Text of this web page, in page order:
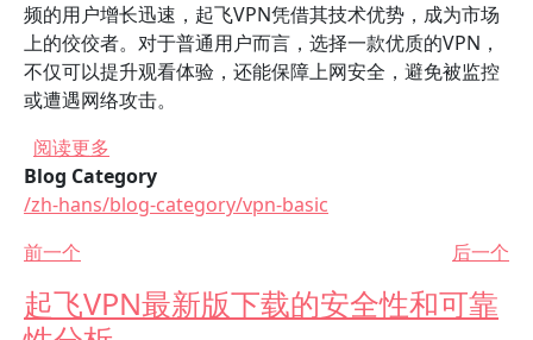
频的用户增长迅速，起飞VPN凭借其技术优势，成为市场
上的佼佼者。对于普通用户而言，选择一款优质的VPN，
不仅可以提升观看体验，还能保障上网安全，避免被监控
或遭遇网络攻击。
阅读更多
Blog Category
/zh-hans/blog-category/vpn-basic
前一个
后一个
起飞VPN最新版下载的安全性和可靠